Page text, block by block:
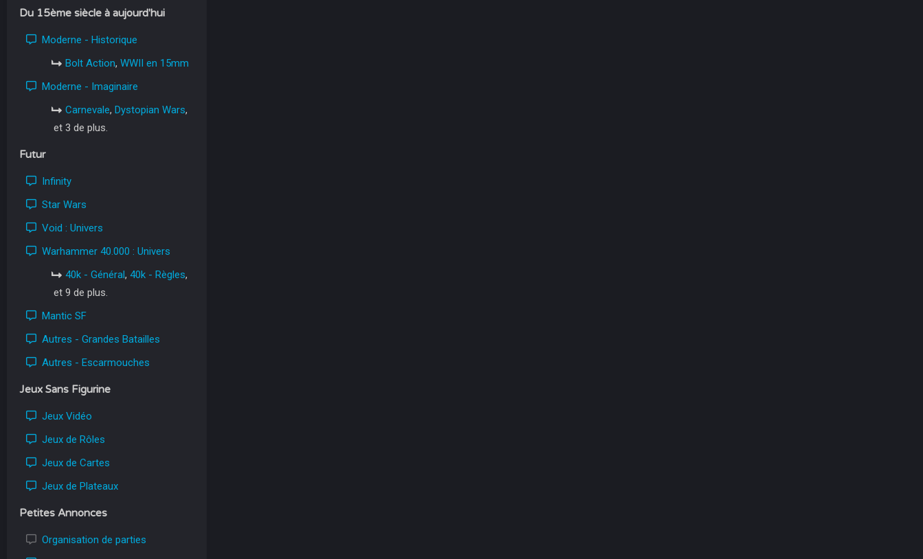
Du 15ème siècle à aujourd'hui
Moderne - Historique
Bolt Action, WWII en 15mm
Moderne - Imaginaire
Carnevale, Dystopian Wars,
et 3 de plus.
Futur
Infinity
Star Wars
Void : Univers
Warhammer 40.000 : Univers
40k - Général, 40k - Règles,
et 9 de plus.
Mantic SF
Autres - Grandes Batailles
Autres - Escarmouches
Jeux Sans Figurine
Jeux Vidéo
Jeux de Rôles
Jeux de Cartes
Jeux de Plateaux
Petites Annonces
Organisation de parties